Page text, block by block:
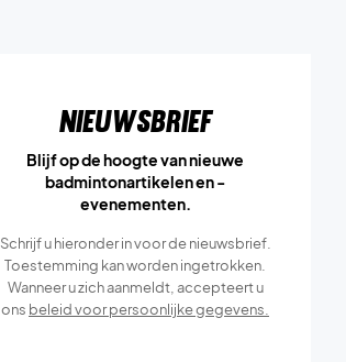
Nieuwsbrief
Blijf op de hoogte van nieuwe
badmintonartikelen en -
evenementen.
Schrijf u hieronder in voor de nieuwsbrief.
Toestemming kan worden ingetrokken.
Wanneer u zich aanmeldt, accepteert u
ons beleid voor persoonlijke gegevens.